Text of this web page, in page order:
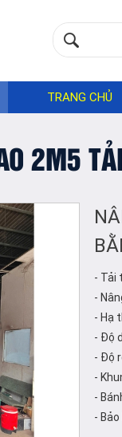
TRANG CHỦ
2M5
- Tải
-
- Hạ
- Độ
- Độ
-
-
-